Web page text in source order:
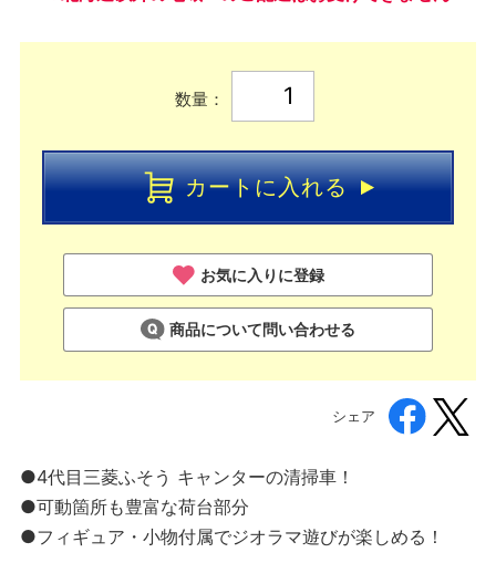
数量：
カートに入れる
お気に入りに登録
商品について問い合わせる
シェア
●4代目三菱ふそう キャンターの清掃車！
●可動箇所も豊富な荷台部分
●フィギュア・小物付属でジオラマ遊びが楽しめる！